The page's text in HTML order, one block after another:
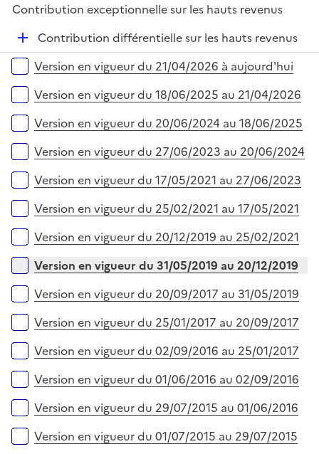
i
r
p
i
e
Contribution exceptionnelle sur les hauts revenus
D
é
p
e
Contribution différentielle sur les hauts revenus
Versions sur la période
Version en vigueur du 21/04/2026 à aujourd'hui
Version en vigueur du 18/06/2025 au 21/04/2026
Version en vigueur du 20/06/2024 au 18/06/2025
Version en vigueur du 27/06/2023 au 20/06/2024
Version en vigueur du 17/05/2021 au 27/06/2023
Version en vigueur du 25/02/2021 au 17/05/2021
Version en vigueur du 20/12/2019 au 25/02/2021
Version en vigueur du 31/05/2019 au 20/12/2019
Version en vigueur du 20/09/2017 au 31/05/2019
Version en vigueur du 25/01/2017 au 20/09/2017
Version en vigueur du 02/09/2016 au 25/01/2017
Version en vigueur du 01/06/2016 au 02/09/2016
Version en vigueur du 29/07/2015 au 01/06/2016
Version en vigueur du 01/07/2015 au 29/07/2015